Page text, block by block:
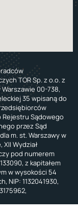
TOR Sp. z o.o. z
00-738,
35 wpisaną do
Rejestru Sądowego
przez Sąd
m. st. Warszawy w
XII Wydział
pod numerem
z kapitałem
w wysokości 54
NIP: 1132041930,